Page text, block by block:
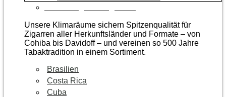
Unsere Klimaräume sichern Spitzenqualität für
Zigarren aller Herkunftsländer und Formate – von
Cohiba bis Davidoff – und vereinen so 500 Jahre
Tabaktradition in einem Sortiment.
Brasilien
Costa Rica
Cuba